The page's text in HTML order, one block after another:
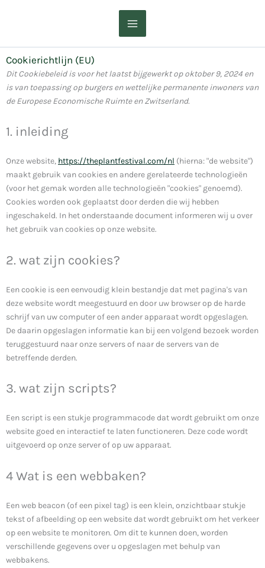
Cookierichtlijn (EU)
Dit Cookiebeleid is voor het laatst bijgewerkt op oktober 9, 2024 en
is van toepassing op burgers en wettelijke permanente inwoners van
de Europese Economische Ruimte en Zwitserland.
1. inleiding
Onze website, https://theplantfestival.com/nl (hierna: "de website")
maakt gebruik van cookies en andere gerelateerde technologieën
(voor het gemak worden alle technologieën "cookies" genoemd).
Cookies worden ook geplaatst door derden die wij hebben
ingeschakeld. In het onderstaande document informeren wij u over
het gebruik van cookies op onze website.
2. wat zijn cookies?
Een cookie is een eenvoudig klein bestandje dat met pagina's van
deze website wordt meegestuurd en door uw browser op de harde
schrijf van uw computer of een ander apparaat wordt opgeslagen.
De daarin opgeslagen informatie kan bij een volgend bezoek worden
teruggestuurd naar onze servers of naar de servers van de
betreffende derden.
3. wat zijn scripts?
Een script is een stukje programmacode dat wordt gebruikt om onze
website goed en interactief te laten functioneren. Deze code wordt
uitgevoerd op onze server of op uw apparaat.
4 Wat is een webbaken?
Een web beacon (of een pixel tag) is een klein, onzichtbaar stukje
tekst of afbeelding op een website dat wordt gebruikt om het verkeer
op een website te monitoren. Om dit te kunnen doen, worden
verschillende gegevens over u opgeslagen met behulp van
webbakens.
voor
voor
voor
voor
voor